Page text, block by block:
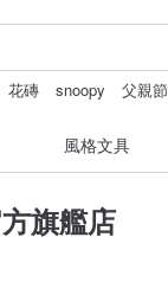
花磚 snoopy 父親節
風格文具
旗艦店